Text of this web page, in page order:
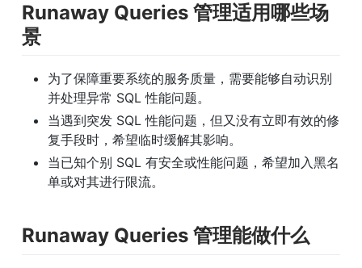
Runaway Queries 管理适用哪些场
景
为了保障重要系统的服务质量，需要能够自动识别
并处理异常 SQL 性能问题。
当遇到突发 SQL 性能问题，但又没有立即有效的修
复手段时，希望临时缓解其影响。
当已知个别 SQL 有安全或性能问题，希望加入黑名
单或对其进行限流。
Runaway Queries 管理能做什么